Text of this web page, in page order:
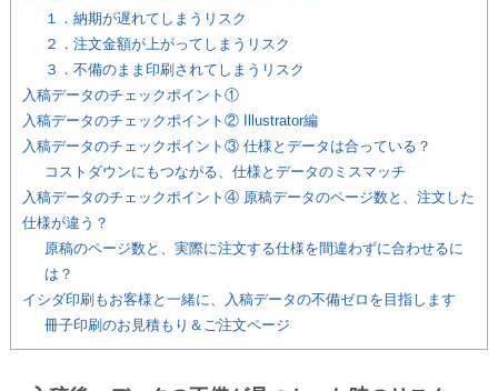
１．納期が遅れてしまうリスク
２．注文金額が上がってしまうリスク
３．不備のまま印刷されてしまうリスク
入稿データのチェックポイント①
入稿データのチェックポイント② Illustrator編
入稿データのチェックポイント③ 仕様とデータは合っている？
コストダウンにもつながる、仕様とデータのミスマッチ
入稿データのチェックポイント④ 原稿データのページ数と、注文した
仕様が違う？
原稿のページ数と、実際に注文する仕様を間違わずに合わせるに
は？
イシダ印刷もお客様と一緒に、入稿データの不備ゼロを目指します
冊子印刷のお見積もり＆ご注文ページ